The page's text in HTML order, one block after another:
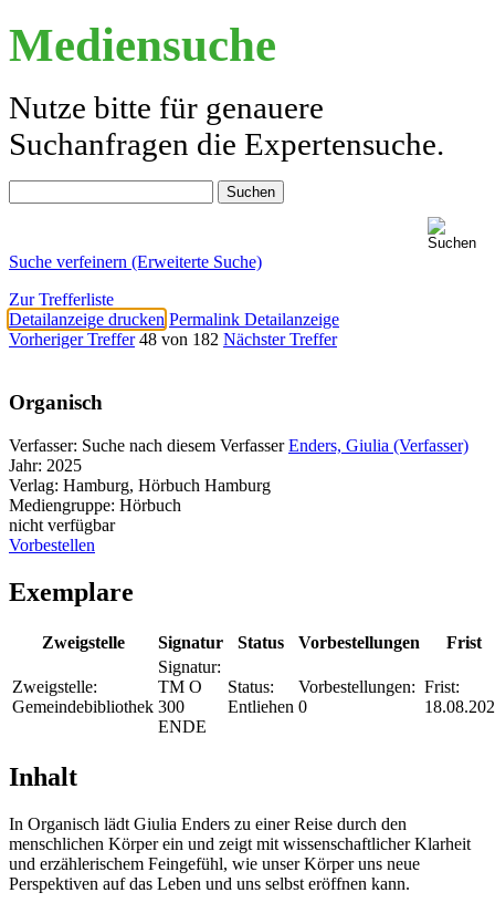
Mediensuche
Nutze bitte für genauere
Suchanfragen die Expertensuche.
Suche verfeinern (Erweiterte Suche)
Zur Trefferliste
Detailanzeige drucken Permalink Detailanzeige
Vorheriger Treffer 48 von 182 Nächster Treffer
Organisch
Verfasser: Suche nach diesem Verfasser Enders, Giulia (Verfasser)
Jahr: 2025
Verlag: Hamburg, Hörbuch Hamburg
Mediengruppe: Hörbuch
nicht verfügbar
Vorbestellen
Exemplare
Zweigstelle Signatur Status Vorbestellungen Frist
Zweigstelle:
Gemeindebibliothek
Signatur:
TM O
300
ENDE
Status:
Entliehen
Vorbestellungen:
0
Frist:
Inhalt
In Organisch lädt Giulia Enders zu einer Reise durch den
menschlichen Körper ein und zeigt mit wissenschaftlicher Klarheit
und erzählerischem Feingefühl, wie unser Körper uns neue
Perspektiven auf das Leben und uns selbst eröffnen kann.